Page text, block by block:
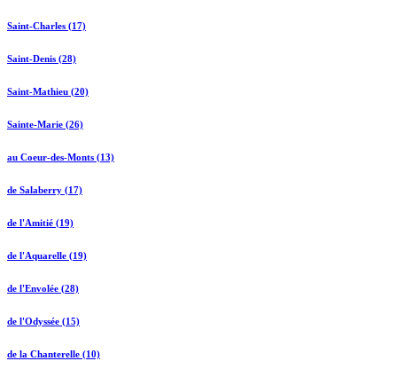
Saint-Charles (17)
Saint-Denis (28)
Saint-Mathieu (20)
Sainte-Marie (26)
au Coeur-des-Monts (13)
de Salaberry (17)
de l'Amitié (19)
de l'Aquarelle (19)
de l'Envolée (28)
de l'Odyssée (15)
de la Chanterelle (10)